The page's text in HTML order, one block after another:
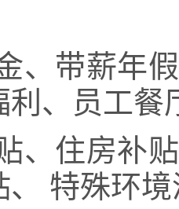
、带薪年
利、员工
、住房补
、 特殊环